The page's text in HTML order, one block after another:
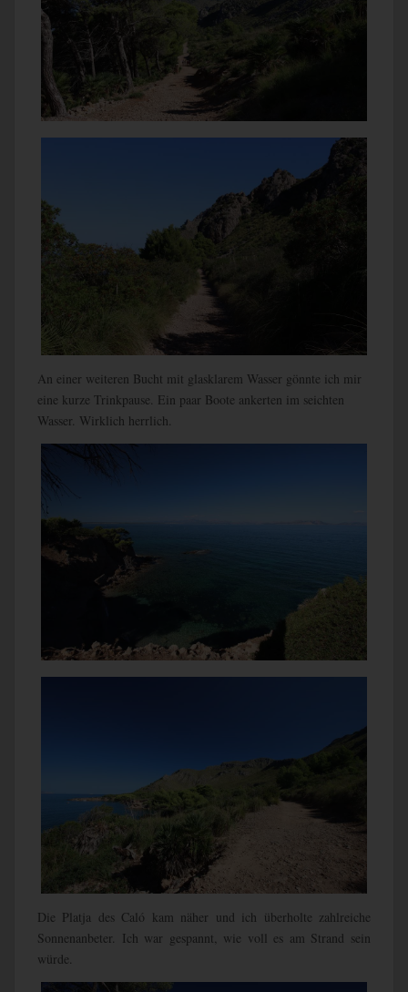
An einer weiteren Bucht mit glasklarem Wasser gönnte ich mir
eine kurze Trinkpause. Ein paar Boote ankerten im seichten
Wasser. Wirklich herrlich.
Die Platja des Caló kam näher und ich überholte zahlreiche
Sonnenanbeter. Ich war gespannt, wie voll es am Strand sein
würde.